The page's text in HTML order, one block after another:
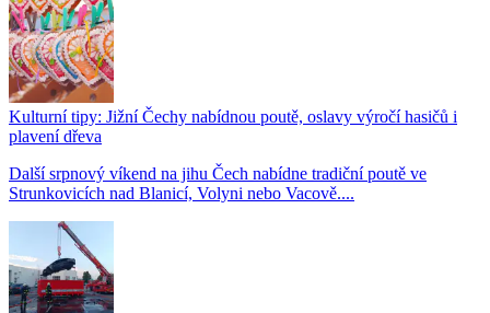
Kulturní tipy: Jižní Čechy nabídnou poutě, oslavy výročí hasičů i
plavení dřeva
Další srpnový víkend na jihu Čech nabídne tradiční poutě ve
Strunkovicích nad Blanicí, Volyni nebo Vacově....